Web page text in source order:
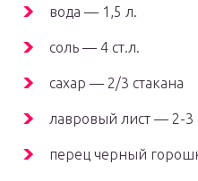
вода — 1,5 л.
соль — 4 ст.л.
сахар — 2/3 стакана
лавровый лист — 2-
перец черный